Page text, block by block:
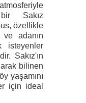
Sakız
özellikle
adanın
isteyenler
Sakız'ın
bilinen
yaşamını
için ideal